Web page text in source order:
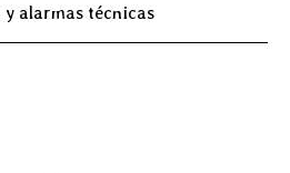
alarmas técnicas